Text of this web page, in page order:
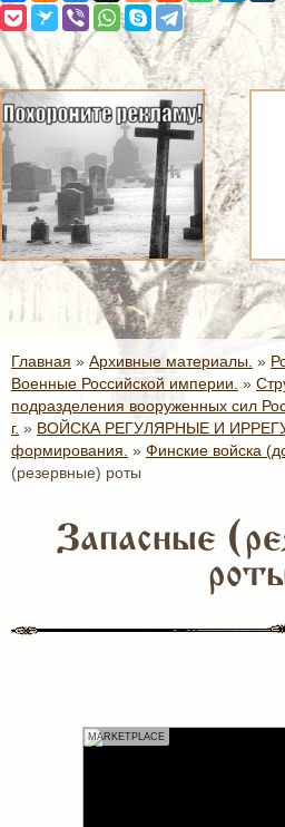
Главная » Архивные материалы. »
Военные Российской империи. »
подразделения вооруженных сил
г. » ВОЙСКА РЕГУЛЯРНЫЕ И
формирования. » Финские войска
(резервные) роты
Запасные
MARKETPLACE